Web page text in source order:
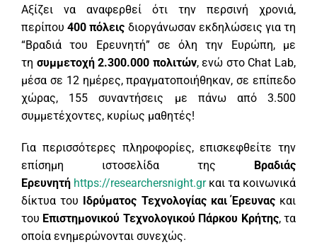
Αξίζει να αναφερθεί ότι την περσινή χρονιά,
περίπου400 πόλεις διοργάνωσαν εκδηλώσεις για τη
“Βραδιά του Ερευνητή” σε όλη την Ευρώπη, με
τη συμμετοχή 2.300.000 πολιτών, ενώ στο Chat Lab,
μέσα σε 12 ημέρες, πραγματοποιήθηκαν, σε επίπεδο
χώρας, 155 συναντήσεις με πάνω από 3.500
συμμετέχοντες, κυρίως μαθητές!
Για περισσότερες πληροφορίες, επισκεφθείτε την
επίσημη ιστοσελίδα της
Βραδιάς
Ερευνητή https://researchersnight.grκαι τα κοινωνικά
δίκτυα του
Ιδρύματος Τεχνολογίας και Έρευναςκαι
του Επιστημονικού Τεχνολογικού Πάρκου Κρήτης, τα
οποία ενημερώνονται συνεχώς.